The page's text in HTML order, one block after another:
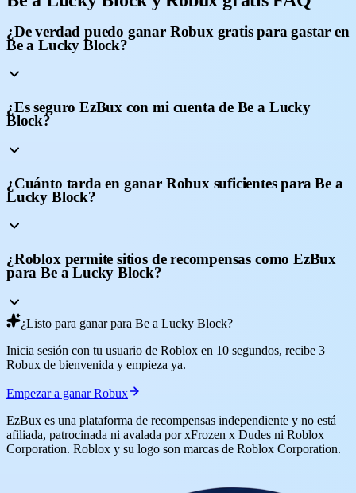
¿De verdad puedo ganar Robux gratis para gastar en
Be a Lucky Block?
¿Es seguro EzBux con mi cuenta de Be a Lucky
Block?
¿Cuánto tarda en ganar Robux suficientes para Be a
Lucky Block?
¿Roblox permite sitios de recompensas como EzBux
para Be a Lucky Block?
¿Listo para ganar para Be a Lucky Block?
Inicia sesión con tu usuario de Roblox en 10 segundos, recibe 3
Robux de bienvenida y empieza ya.
Empezar a ganar Robux
EzBux es una plataforma de recompensas independiente y no está
afiliada, patrocinada ni avalada por xFrozen x Dudes ni Roblox
Corporation. Roblox y su logo son marcas de Roblox Corporation.